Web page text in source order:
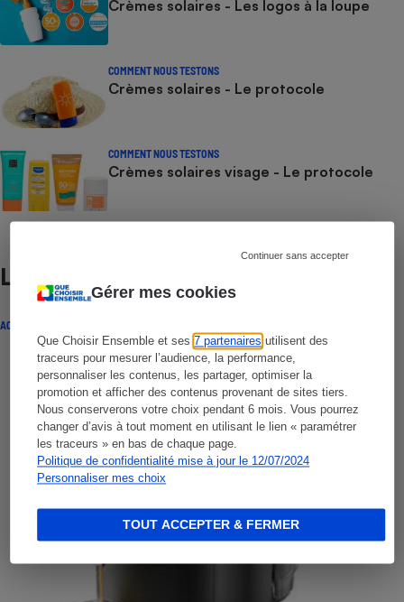
Gérer mes cookies
Que Choisir Ensemble et ses7 partenaires utilisent des
traceurs pour mesurer l’audience, la performance,
personnaliser les contenus, les partager, optimiser la
promotion et afficher des contenus provenant de sites tiers.
Nous conserverons votre choix pendant 6 mois. Vous pourrez
changer d’avis à tout moment en utilisant le lien « paramétrer
les traceurs » en bas de chaque page.
Politique de confidentialité mise à jour le 12/07/2024
Personnaliser mes choix
Continuer sans accepter
TOUT ACCEPTER & FERMER
Crèmes solaires - Les logos à la loupe
COMMENT NOUS TESTONS
Crèmes solaires - Le protocole
COMMENT NOUS TESTONS
Crèmes solaires visage - Le protocole
Lire aussi
ACTUALITÉ